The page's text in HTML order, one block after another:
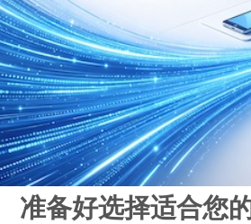
准备好选择适合您